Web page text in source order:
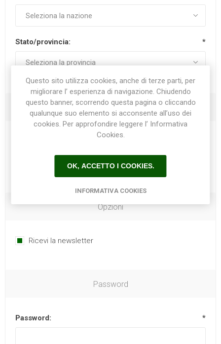
Stato/provincia: *
Recapiti
Opzioni
Ricevi la newsletter
Password
Password: *
Questo sito utilizza cookies, anche di terze parti, per
migliorare l’ esperienza di navigazione. Chiudendo
questo banner, scorrendo questa pagina o cliccando
qualunque suo elemento si acconsente all’uso dei
cookies. Per approfondire leggere l’ Informativa
Cookies.
OK, ACCETTO I COOKIES.
INFORMATIVA COOKIES